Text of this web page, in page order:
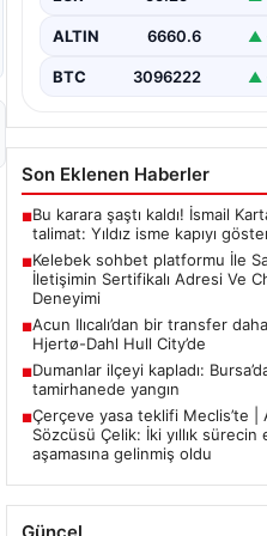
bir şekilde bağlantı
birçok…
ALTIN 6660.6 ▲
BTC 3096222 ▲
Son Eklenen Haberler
■Bu karara şaştı kaldı! İsmail
talimat: Yıldız isme kapıyı
■Kelebek sohbet platformu İle
İletişimin Sertifikalı Adresi Ve
Deneyimi
■Acun Ilıcalı’dan bir transfer
Hjertø-Dahl Hull City’de
■Dumanlar ilçeyi kapladı:
tamirhanede yangın
■Çerçeve yasa teklifi Meclis’te |
Sözcüsü Çelik: İki yıllık sürecin
aşamasına gelinmiş oldu